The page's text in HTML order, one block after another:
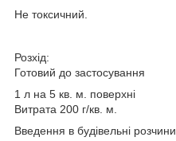
Не токсичний.
Розхід:
Готовий до застосування
1 л на 5 кв. м. поверхні
Витрата 200 г/кв. м.
Введення в будівельні розчини